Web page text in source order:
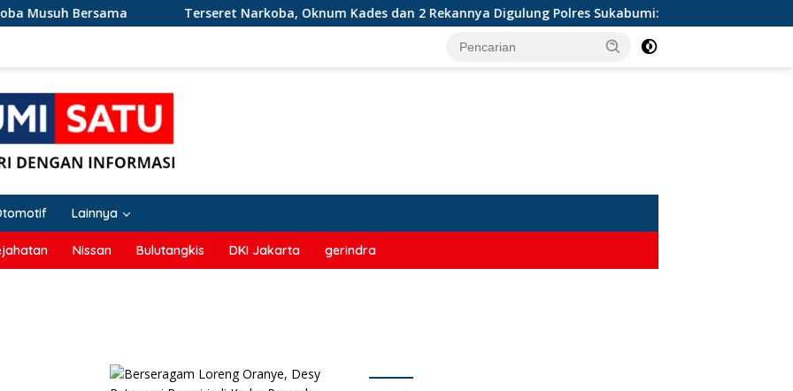
Bersama Terseret Narkoba, Oknum Kades dan 2 Rekannya Digulung Polres Sukabumi: 28 Paket Sabu Disita
Lainnya
Nissan Bulutangkis DKI Jakarta gerindra